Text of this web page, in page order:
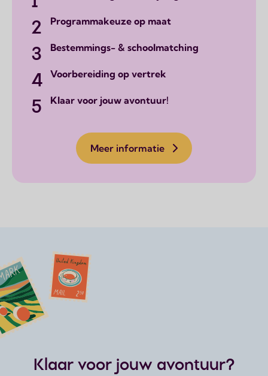
Programmakeuze op maat
Bestemmings- & schoolmatching
Voorbereiding op vertrek
Klaar voor jouw avontuur!
Meer informatie
Klaar voor jouw avontuur?